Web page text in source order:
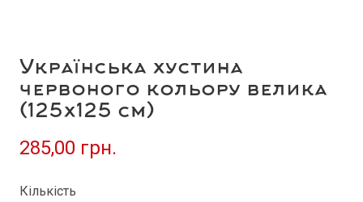
Українська хустина
червоного кольору велика
(125х125 см)
285,00 грн.
Кількість